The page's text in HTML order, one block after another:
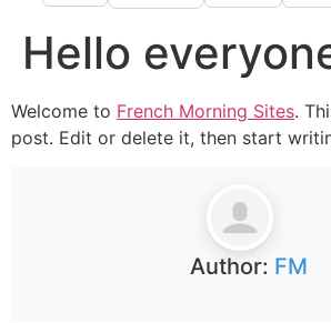
Hello
Welcome to French Morning Sites.
post. Edit or delete it, then start
Author: FM